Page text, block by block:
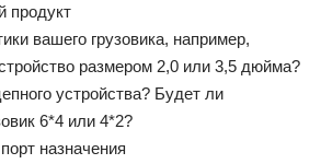
продукт
вашего грузовика, например,
размером 2,0 или 3,5 дюйма?
устройства? Будет ли
6*4 или 4*2?
назначения